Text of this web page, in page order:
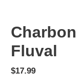
Fluval
Prix
$17.99